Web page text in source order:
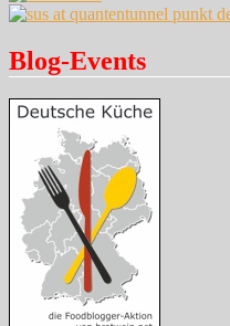
Blog-Events